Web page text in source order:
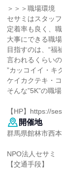
＞＞＞職場環境
セサミはスタッ
定着率も良く、
大事にできる職場
目指すのは、“福
言われるくらい
”カッコイイ・キ
ケイカクテキ・コ
そんな”5K”の職
【HP】https://
開催地
群馬県館林市西
NPO法人セサミ
【交通手段】